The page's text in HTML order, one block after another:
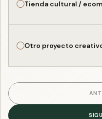
Tienda cultural /
Otro proyecto